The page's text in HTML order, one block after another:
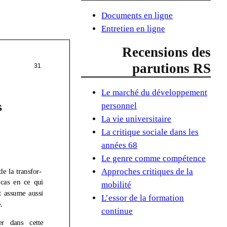
Documents en ligne
Entretien en ligne
Recensions des
parutions RS
Le marché du développement
personnel
La vie universitaire
La critique sociale dans les
années 68
Le genre comme compétence
Approches critiques de la
mobilité
L’essor de la formation
continue